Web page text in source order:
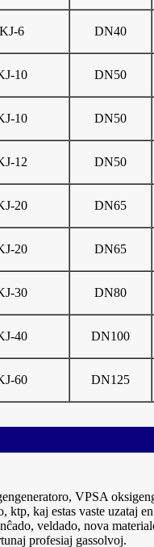
KJ-6 DN40
10 DN50
10 DN50
12 DN50
20 DN65
20 DN65
30 DN80
40 DN100
60 DN125
VPSA
kaj estas vaste
veldado, nova
profesiaj gassolvoj.